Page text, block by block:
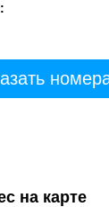
на карте